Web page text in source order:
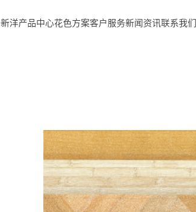
洋产品中心花色方案客户服务新闻资讯联系我们